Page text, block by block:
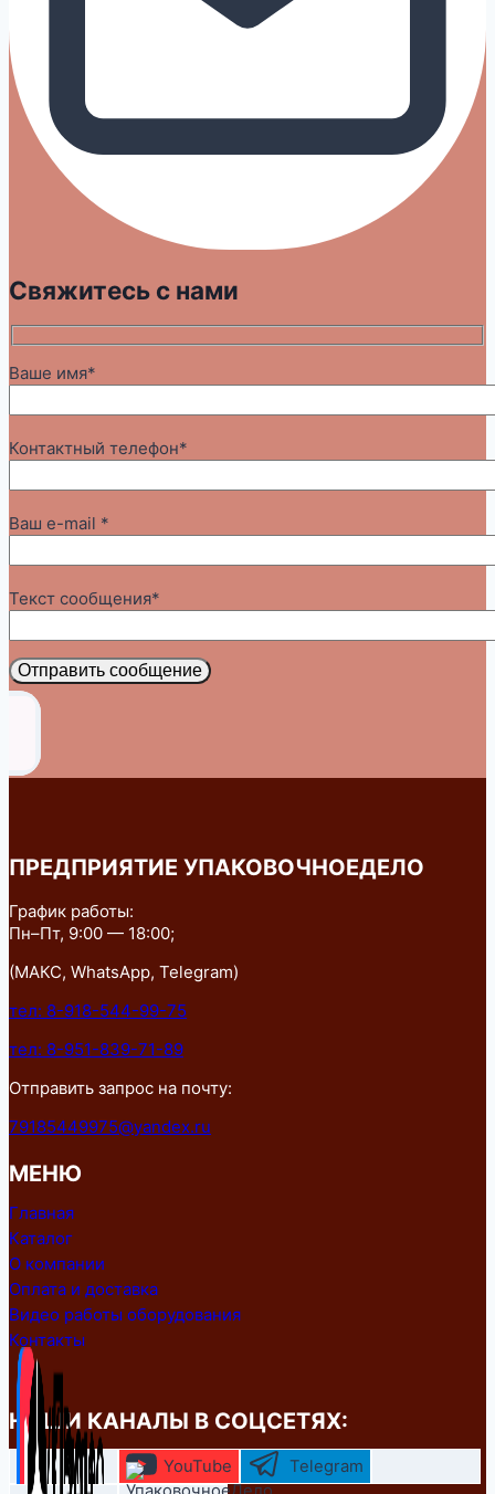
Свяжитесь с нами
Ваше имя*
Контактный телефон*
Ваш e-mail *
Текст сообщения*
Отправить сообщение
ПРЕДПРИЯТИЕ УПАКОВОЧНОЕДЕЛО
График работы:
Пн–Пт, 9:00 — 18:00;
(МАКС, WhatsApp, Telegram)
тел: 8-918-544-99-75
тел: 8-951-839-71-89
Отправить запрос на почту:
79185449975@yandex.ru
МЕНЮ
Главная
Каталог
О компании
Оплата и доставка
Видео работы оборудования
Контакты
НАШИ КАНАЛЫ В СОЦСЕТЯХ:
YouTube Telegram